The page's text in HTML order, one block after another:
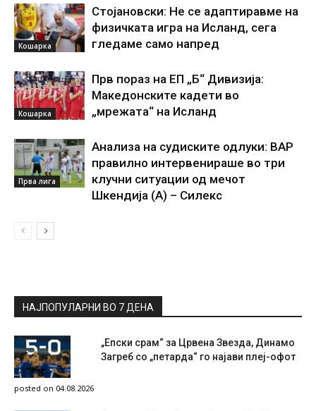
Кошарка
Стојановски: Не се адаптиравме на
физичката игра на Исланд, сега
гледаме само напред
Кошарка
Прв пораз на ЕП „Б“ Дивизија:
Македонските кадети во
„мрежата“ на Исланд
Прва лига
Анализа на судиските одлуки: ВАР
правилно интервенираше во три
клучни ситуации од мечот
Шкендија (А) – Силекс
НАЈПОПУЛАРНИ ВО 7 ДЕНА
„Епски срам“ за Црвена Звезда, Динамо
Загреб со „петарда“ го најави плеј-офот
posted on 04.08.2026